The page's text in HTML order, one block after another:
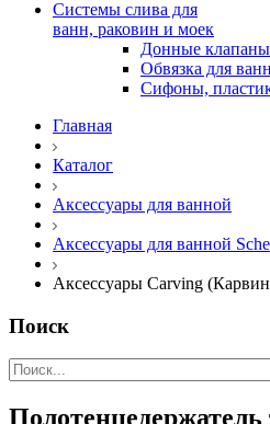
Системы слива для
ванн, раковин и моек
Донные
Обвязка для
Сифоны,
Главная
Каталог
Аксессуары для ванной
Аксессуары для ванной
Аксессуары Carving
Поиск